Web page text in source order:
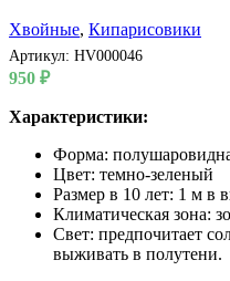
Хвойные, Кипарисовики
Артикул: HV000046
950 ₽
Характеристики:
Форма:
Цвет: темно-зеленый
Размер в 10 лет: 1 м в
Климатическая зона:
Свет: предпочитает
выживать в полутени.